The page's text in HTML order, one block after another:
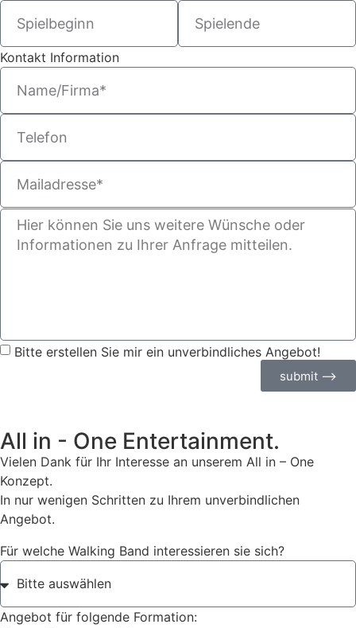
Kontakt Information
Bitte erstellen Sie mir ein unverbindliches Angebot!
submit ⟶
All in - One Entertainment.
Vielen Dank für Ihr Interesse an unserem All in – One
Konzept.
In nur wenigen Schritten zu Ihrem unverbindlichen
Angebot.
Für welche Walking Band interessieren sie sich?
Angebot für folgende Formation: